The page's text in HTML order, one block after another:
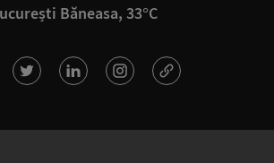
Băneasa, 33°C